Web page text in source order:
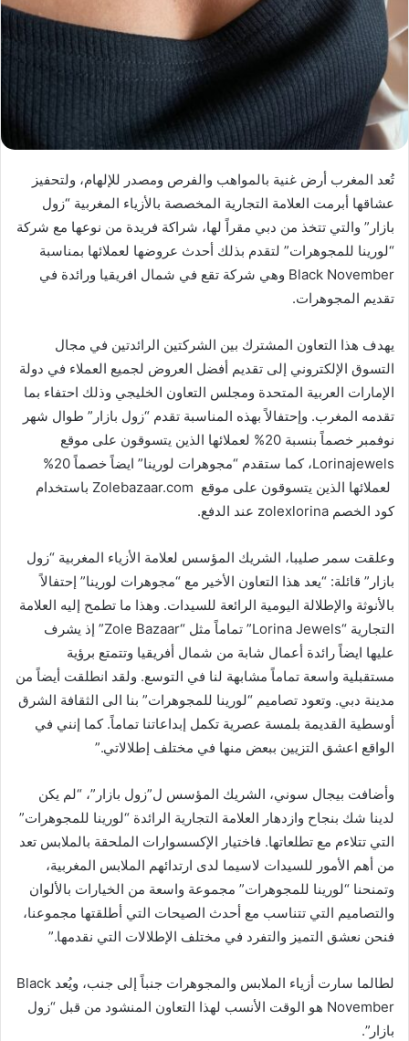
تُعد المغرب أرض غنية بالمواهب والفرص ومصدر للإلهام، ولتحفيز
عشاقها أبرمت العلامة التجارية المخصصة بالأزياء المغربية “زول
بازار” والتي تتخذ من دبي مقراً لها، شراكة فريدة من نوعها مع شركة
“لورينا للمجوهرات” لتقدم بذلك أحدث عروضها لعملائها بمناسبة
Black November وهي شركة تقع في شمال افريقيا ورائدة في
تقديم المجوهرات.
يهدف هذا التعاون المشترك بين الشركتين الرائدتين في مجال
التسوق الإلكتروني إلى تقديم أفضل العروض لجميع العملاء في دولة
الإمارات العربية المتحدة ومجلس التعاون الخليجي وذلك احتفاء بما
تقدمه المغرب. وإحتفالاً بهذه المناسبة تقدم “زول بازار” طوال شهر
نوفمبر خصماً بنسبة 20% لعملائها الذين يتسوقون على موقع
Lorinajewels، كما ستقدم “مجوهرات لورينا” ايضاً خصماً 20%
لعملائها الذين يتسوقون على موقع Zolebazaar.com باستخدام
كود الخصم zolexlorina عند الدفع.
وعلقت سمر صليبا، الشريك المؤسس لعلامة الأزياء المغربية “زول
بازار” قائلة: “يعد هذا التعاون الأخير مع “مجوهرات لورينا” إحتفالاً
بالأنوثة والإطلالة اليومية الرائعة للسيدات. وهذا ما تطمح إليه العلامة
التجارية “Lorina Jewels” تماماً مثل “Zole Bazaar” إذ يشرف
عليها ايضاً رائدة أعمال شابة من شمال أفريقيا وتتمتع برؤية
مستقبلية واسعة تماماً مشابهة لنا في التوسع. ولقد انطلقت أيضاً من
مدينة دبي. وتعود تصاميم “لورينا للمجوهرات” بنا الى الثقافة الشرق
أوسطية القديمة بلمسة عصرية تكمل إبداعاتنا تماماً. كما إنني في
الواقع اعشق التزيين ببعض منها في مختلف إطلالاتي.”
وأضافت بيجال سوني، الشريك المؤسس ل”زول بازار”، “لم يكن
لدينا شك بنجاح وازدهار العلامة التجارية الرائدة “لورينا للمجوهرات”
التي تتلاءم مع تطلعاتها. فاختيار الإكسسوارات الملحقة بالملابس تعد
من أهم الأمور للسيدات لاسيما لدى ارتدائهم الملابس المغربية،
وتمنحنا “لورينا للمجوهرات” مجموعة واسعة من الخيارات بالألوان
والتصاميم التي تتناسب مع أحدث الصيحات التي أطلقتها مجموعنا،
فنحن نعشق التميز والتفرد في مختلف الإطلالات التي نقدمها.”
لطالما سارت أزياء الملابس والمجوهرات جنباً إلى جنب، ويُعد Black
November هو الوقت الأنسب لهذا التعاون المنشود من قبل “زول
بازار”.